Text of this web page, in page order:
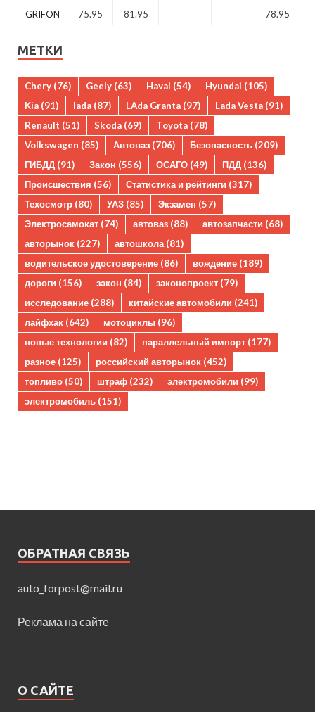
GRIFON
75.95 81.95 78.95
МЕТКИ
Chery (76) Geely (63) Haval (54) Hyundai (105)
Kia (91) lada (87) LAda Granta (97) Lada Vesta (91)
Renault (51) Skoda (69) Toyota (78)
Volkswagen (85) Автоваз (706) Безопасность (209)
ГИБДД (91) Закон (556) ОСАГО (49) ПДД (136)
Происшествия (56) Статистика и рейтинги (317)
Техосмотр (80) УАЗ (85) Экзамен (57)
Электросамокат (74) автоваз (88) автозапчасти (68)
авторынок (227) автошкола(81)
водительское удостоверение (86) вождение (189)
дороги (156) закон (84) законопроект (79)
исследование (288) китайские автомобили (241)
лайфхак (642) мотоциклы (96)
новые технологии (82) параллельный импорт (177)
разное (125) российский авторынок (452)
топливо (50) штраф (232) электромобили (99)
электромобиль (151)
ОБРАТНАЯ СВЯЗЬ
auto_forpost@mail.ru
Реклама на сайте
О САЙТЕ